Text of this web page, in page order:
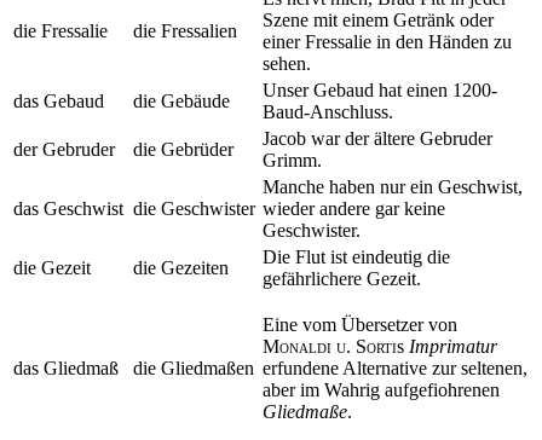
die Fressalie die Fressalien
Szene mit einem Getränk oder
einer Fressalie in den Händen zu
sehen.
das Gebaud
die Gebäude
Unser Gebaud hat einen 1200-
Baud-Anschluss.
der Gebruder
die Gebrüder
Jacob war der ältere Gebruder
Grimm.
das Geschwist die Geschwister
Manche haben nur ein Geschwist,
wieder andere gar keine
Geschwister.
die Gezeit
die Gezeiten
Die Flut ist eindeutig die
gefährlichere Gezeit.
das Gliedmaß die Gliedmaßen
Eine vom Übersetzer von
Monaldi u. Sortis Imprimatur
erfundene Alternative zur seltenen,
aber im Wahrig aufgefiohrenen
Gliedmaße.